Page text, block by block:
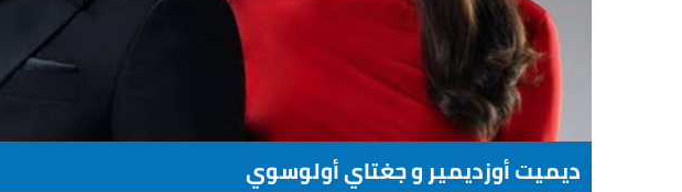
ديميت أوزديمير و جغتاي أولوسوي